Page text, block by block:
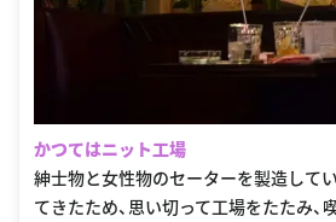
かつてはニット工場
紳士物と女性物のセーターを製造して
てきたため、思い切って工場をたたみ、